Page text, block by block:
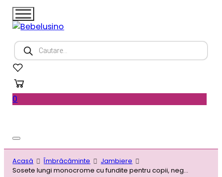
Products
search
0
Acasă Îmbrăcăminte
Jambiere
Sosete lungi monocrome cu fundite pentru copii, negru 11 ani